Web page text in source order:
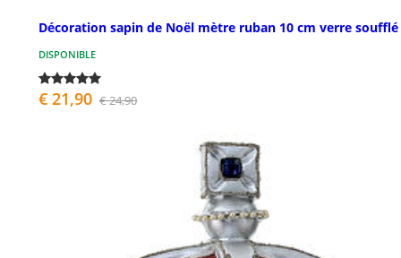
Décoration sapin de Noël mètre ruban 10 cm verre soufflé
DISPONIBLE
€ 21,90 € 24,90